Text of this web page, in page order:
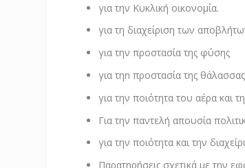
για την Κυκλική οικονομία.
για τη διαχείριση των
για την προστασία της φύσης
για τηn προστασία της θάλασσας
για την ποιότητα του αέρα και
Για την παντελή απουσία
για την ποιότητα και την
Παρατηρήσεις σχετικά με την